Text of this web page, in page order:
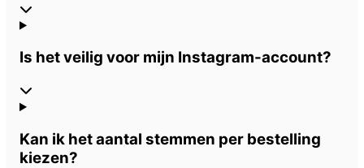
Is het veilig voor mijn Instagram-account?
Kan ik het aantal stemmen per bestelling
kiezen?